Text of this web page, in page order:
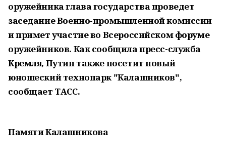
оружейника глава государства проведет
заседание Военно-промышленной комиссии
и примет участие во Всероссийском форуме
оружейников. Как сообщила пресс-служба
Кремля, Путин также посетит новый
юношеский технопарк "Калашников",
сообщает ТАСС.
Памяти Калашникова